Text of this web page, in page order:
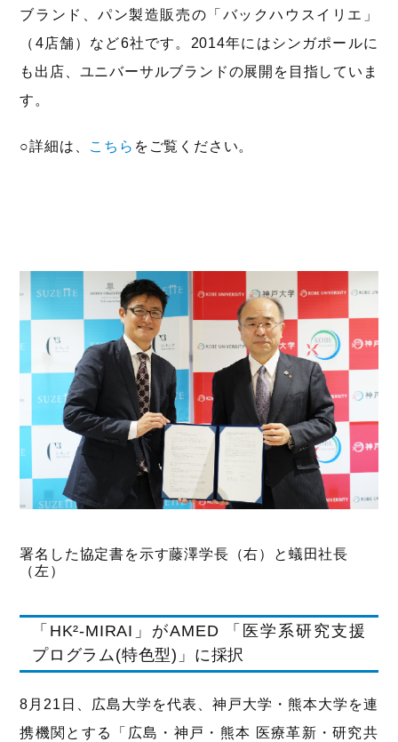
ブランド、パン製造販売の「バックハウスイリエ」
（4店舗）など6社です。2014年にはシンガポールに
も出店、ユニバーサルブランドの展開を目指していま
す。
○詳細は、 こちら をご覧ください。
署名した協定書を示す藤澤学長（右）と蟻田社長
（左）
「HK²-MIRAI」がAMED 「医学系研究支援
プログラム(特色型)」に採択
8月21日、広島大学を代表、神戸大学・熊本大学を連
携機関とする「広島・神戸・熊本 医療革新・研究共